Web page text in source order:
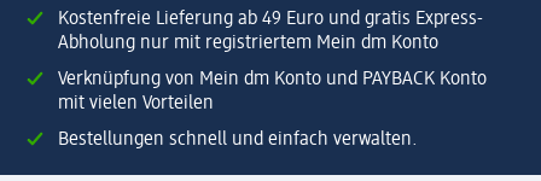
Kostenfreie Lieferung ab 49 Euro und gratis Express-
Abholung nur mit registriertem Mein dm Konto
Verknüpfung von Mein dm Konto und PAYBACK Konto
mit vielen Vorteilen
Bestellungen schnell und einfach verwalten.